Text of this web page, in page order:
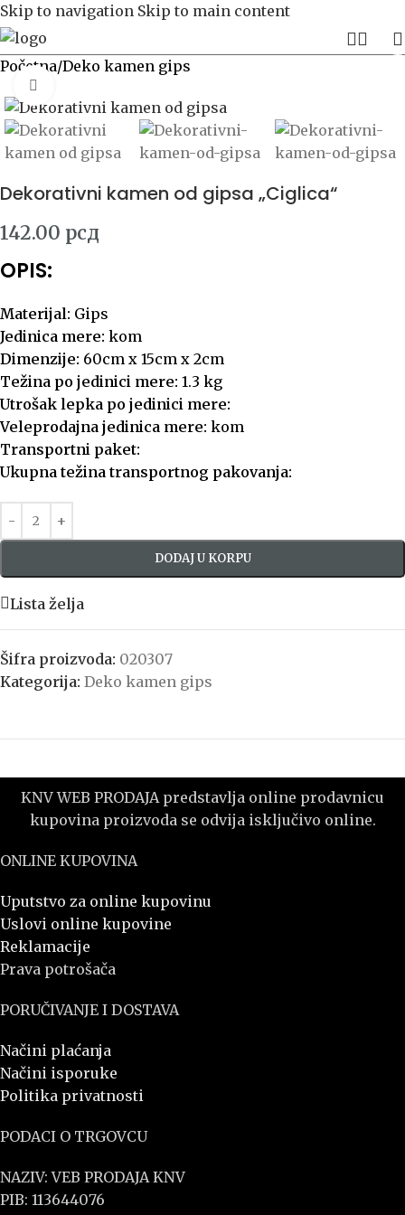
Skip to navigation Skip to main content
Početna/Deko kamen gips
Dekorativni kamen od gipsa „Ciglica“
142.00 рсд
OPIS:
Materijal: Gips
Jedinica mere: kom
Dimenzije: 60cm x 15cm x 2cm
Težina po jedinici mere: 1.3 kg
Utrošak lepka po jedinici mere:
Veleprodajna jedinica mere: kom
Transportni paket:
Ukupna težina transportnog pakovanja:
DODAJ U KORPU
Lista želja
Šifra proizvoda: 020307
Kategorija: Deko kamen gips
KNV WEB PRODAJA predstavlja online prodavnicu
kupovina proizvoda se odvija isključivo online.
ONLINE KUPOVINA
Uputstvo za online kupovinu
Uslovi online kupovine
Reklamacije
Prava potrošača
PORUČIVANJE I DOSTAVA
Načini plaćanja
Načini isporuke
Politika privatnosti
PODACI O TRGOVCU
NAZIV: VEB PRODAJA KNV
PIB: 113644076